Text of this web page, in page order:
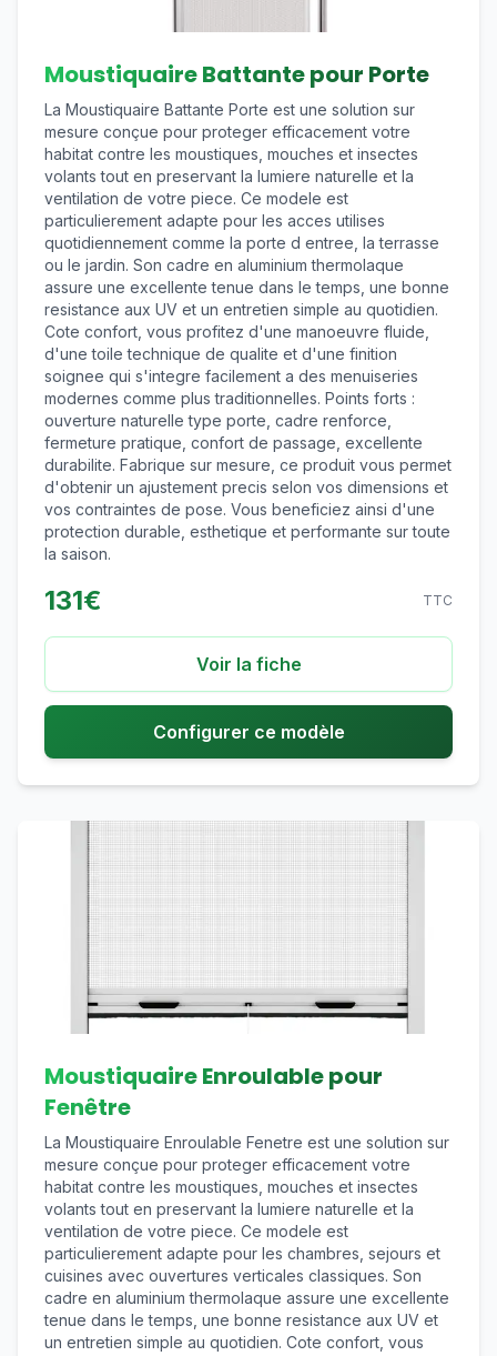
Moustiquaire Battante pour Porte
La Moustiquaire Battante Porte est une solution sur
mesure conçue pour proteger efficacement votre
habitat contre les moustiques, mouches et insectes
volants tout en preservant la lumiere naturelle et la
ventilation de votre piece. Ce modele est
particulierement adapte pour les acces utilises
quotidiennement comme la porte d entree, la terrasse
ou le jardin. Son cadre en aluminium thermolaque
assure une excellente tenue dans le temps, une bonne
resistance aux UV et un entretien simple au quotidien.
Cote confort, vous profitez d'une manoeuvre fluide,
d'une toile technique de qualite et d'une finition
soignee qui s'integre facilement a des menuiseries
modernes comme plus traditionnelles. Points forts :
ouverture naturelle type porte, cadre renforce,
fermeture pratique, confort de passage, excellente
durabilite. Fabrique sur mesure, ce produit vous permet
d'obtenir un ajustement precis selon vos dimensions et
vos contraintes de pose. Vous beneficiez ainsi d'une
protection durable, esthetique et performante sur toute
la saison.
131€ TTC
Voir la fiche
Configurer ce modèle
Moustiquaire Enroulable pour
Fenêtre
La Moustiquaire Enroulable Fenetre est une solution sur
mesure conçue pour proteger efficacement votre
habitat contre les moustiques, mouches et insectes
volants tout en preservant la lumiere naturelle et la
ventilation de votre piece. Ce modele est
particulierement adapte pour les chambres, sejours et
cuisines avec ouvertures verticales classiques. Son
cadre en aluminium thermolaque assure une excellente
tenue dans le temps, une bonne resistance aux UV et
un entretien simple au quotidien. Cote confort, vous